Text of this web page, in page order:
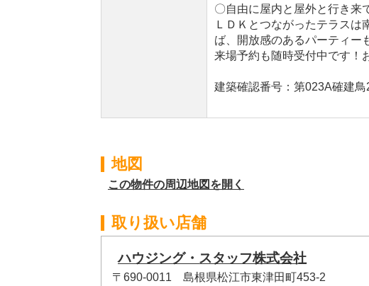
〇自由に屋内と屋外と行き来
ＬＤＫとつながったテラス
ば、開放感のあるパーティー
来場予約も随時受付中です！
建築確認番号：第023A確建鳥
地図
この物件の周辺地図を開く
取り扱い店舗
ハウジング・スタッフ株式会社
〒690-0011 島根県松江市東津田町453-2